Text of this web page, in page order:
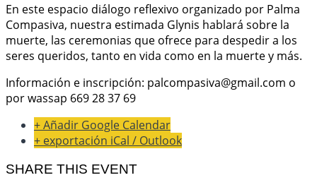
En este espacio diálogo reflexivo organizado por Palma
Compasiva, nuestra estimada Glynis hablará sobre la
muerte, las ceremonias que ofrece para despedir a los
seres queridos, tanto en vida como en la muerte y más.
Información e inscripción: palcompasiva@gmail.com o
por wassap 669 28 37 69
+ Añadir Google Calendar
+ exportación iCal / Outlook
SHARE THIS EVENT